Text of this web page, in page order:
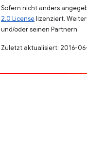
Sofern nicht anders
2.0 Licenselizenziert.
und/oder seinen Partnern.
Zuletzt aktualisiert: 2016-